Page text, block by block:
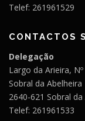
Telef: 261961529
CONTACTOS
Delegação
Largo da Arieira, Nº
Sobral da Abelheira
2640-621 Sobral da
Telef: 261961533